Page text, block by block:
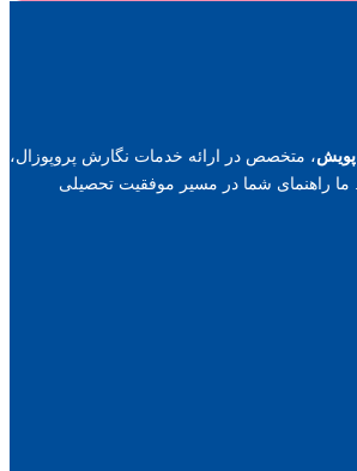
پویش، متخصص در ارائه خدمات نگارش پروپوزال،
ما راهنمای شما در مسیر موفقیت تحصیلی